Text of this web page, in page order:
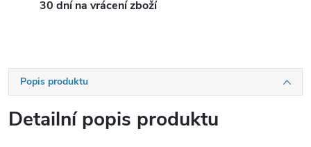
30 dní na vrácení zboží
Popis produktu
Detailní popis produktu